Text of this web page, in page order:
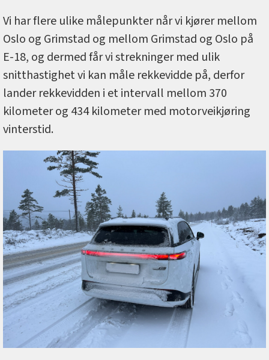
Vi har flere ulike målepunkter når vi kjører mellom
Oslo og Grimstad og mellom Grimstad og Oslo på
E-18, og dermed får vi strekninger med ulik
snitthastighet vi kan måle rekkevidde på, derfor
lander rekkevidden i et intervall mellom 370
kilometer og 434 kilometer med motorveikjøring
vinterstid.